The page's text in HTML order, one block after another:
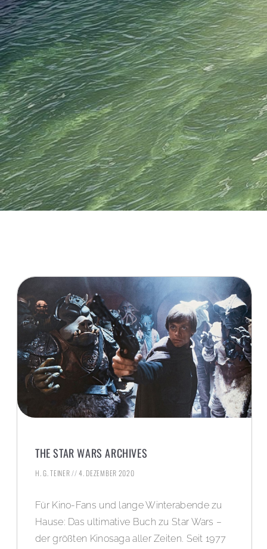
THE STAR WARS ARCHIVES
H. G. TEINER 4. DEZEMBER 2020
Für Kino-Fans und lange Winterabende zu
Hause: Das ultimative Buch zu Star Wars –
der größten Kinosaga aller Zeiten. Seit 1977